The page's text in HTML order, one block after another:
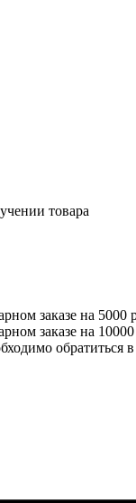
товара
заказе на 5000
заказе на